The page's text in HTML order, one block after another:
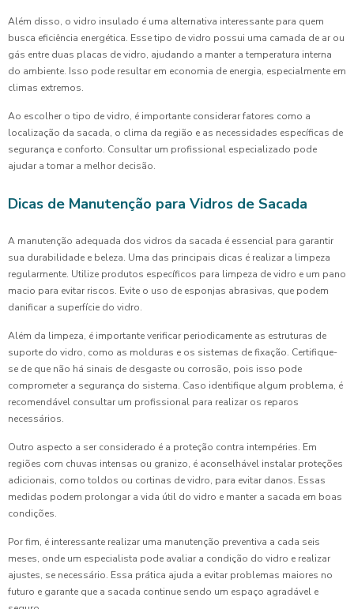
Além disso, o vidro insulado é uma alternativa interessante para quem
busca eficiência energética. Esse tipo de vidro possui uma camada de ar ou
gás entre duas placas de vidro, ajudando a manter a temperatura interna
do ambiente. Isso pode resultar em economia de energia, especialmente em
climas extremos.
Ao escolher o tipo de vidro, é importante considerar fatores como a
localização da sacada, o clima da região e as necessidades específicas de
segurança e conforto. Consultar um profissional especializado pode
ajudar a tomar a melhor decisão.
Dicas de Manutenção para Vidros de Sacada
A manutenção adequada dos vidros da sacada é essencial para garantir
sua durabilidade e beleza. Uma das principais dicas é realizar a limpeza
regularmente. Utilize produtos específicos para limpeza de vidro e um pano
macio para evitar riscos. Evite o uso de esponjas abrasivas, que podem
danificar a superfície do vidro.
Além da limpeza, é importante verificar periodicamente as estruturas de
suporte do vidro, como as molduras e os sistemas de fixação. Certifique-
se de que não há sinais de desgaste ou corrosão, pois isso pode
comprometer a segurança do sistema. Caso identifique algum problema, é
recomendável consultar um profissional para realizar os reparos
necessários.
Outro aspecto a ser considerado é a proteção contra intempéries. Em
regiões com chuvas intensas ou granizo, é aconselhável instalar proteções
adicionais, como toldos ou cortinas de vidro, para evitar danos. Essas
medidas podem prolongar a vida útil do vidro e manter a sacada em boas
condições.
Por fim, é interessante realizar uma manutenção preventiva a cada seis
meses, onde um especialista pode avaliar a condição do vidro e realizar
ajustes, se necessário. Essa prática ajuda a evitar problemas maiores no
futuro e garante que a sacada continue sendo um espaço agradável e